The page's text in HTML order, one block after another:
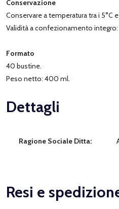
Conservazione
Conservare a temperatura tra i 5°C e
Validità a confezionamento integro:
Formato
40 bustine.
Peso netto: 400 ml.
Dettagli
Ragione Sociale Ditta:
Resi e